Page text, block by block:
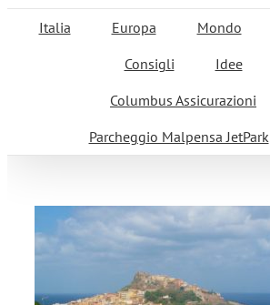
Italia Europa Mondo
Consigli
Idee
Columbus Assicurazioni
Parcheggio Malpensa JetPark